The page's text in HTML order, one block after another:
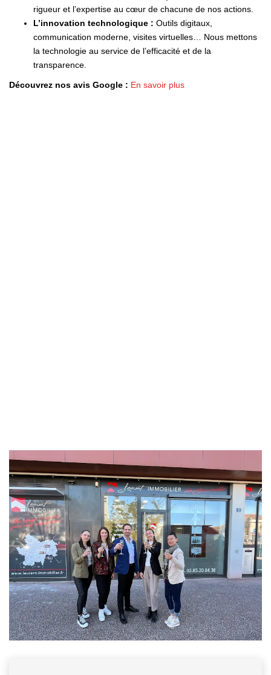
rigueur et l’expertise au cœur de chacune de nos actions.
L’innovation technologique : Outils digitaux,
communication moderne, visites virtuelles… Nous mettons
la technologie au service de l’efficacité et de la
transparence.
Découvrez nos avis Google : En savoir plus